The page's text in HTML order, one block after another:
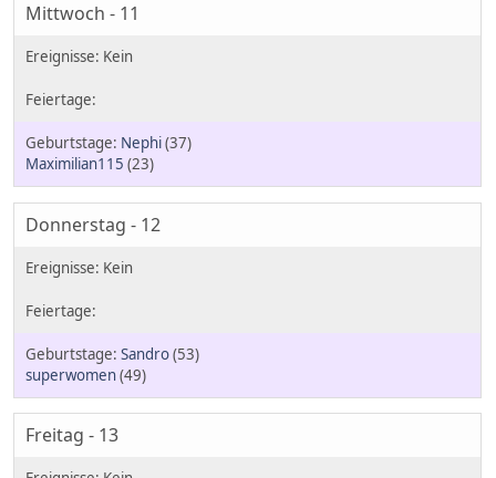
Mittwoch - 11
Nephi(37)
Maximilian115 (23)
Donnerstag - 12
Sandro(53)
superwomen(49)
Freitag - 13